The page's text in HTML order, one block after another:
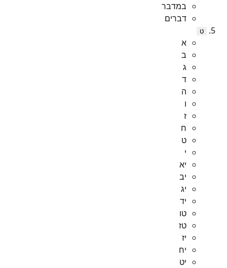
במדבר
דברים
ט
א
ב
ג
ד
ה
ו
ז
ח
ט
י
יא
יב
יג
יד
טו
טז
יז
יח
יט